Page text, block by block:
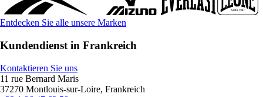
Entdecken Sie alle unsere Marken
Kundendienst in Frankreich
Kontaktieren Sie uns
11 rue Bernard Maris
37270 Montlouis-sur-Loire, Frankreich